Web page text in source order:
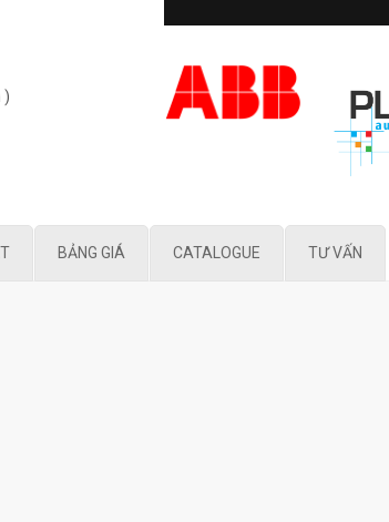
)
BẢNG GIÁ CATALOGUE TƯ VẤN